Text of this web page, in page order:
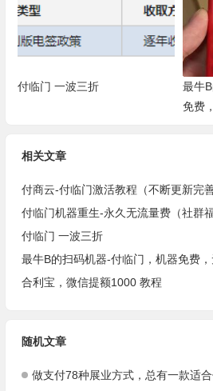
付临门 一波三折
最牛
免费
相关文章
付商云-付临门激活教程（不断更新完
付临门机器重生-永久无流量费（社群福
付临门 一波三折
合利宝，微信提额1000 教程
随机文章
做支付78种展业方式，总有一款适合